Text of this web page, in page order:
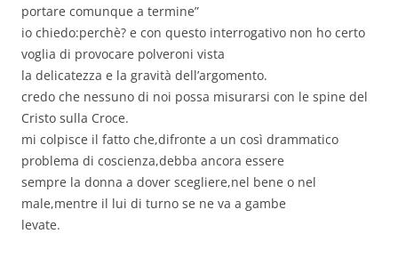
portare comunque a termine”
io chiedo:perchè? e con questo interrogativo non ho certo
voglia di provocare polveroni vista
la delicatezza e la gravità dell’argomento.
credo che nessuno di noi possa misurarsi con le spine del
Cristo sulla Croce.
mi colpisce il fatto che,difronte a un così drammatico
problema di coscienza,debba ancora essere
sempre la donna a dover scegliere,nel bene o nel
male,mentre il lui di turno se ne va a gambe
levate.